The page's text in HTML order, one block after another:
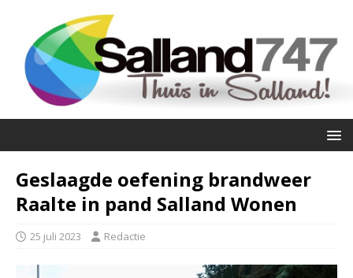
Geslaagde oefening brandweer
Raalte in pand Salland Wonen
25 juli 2023 Redactie